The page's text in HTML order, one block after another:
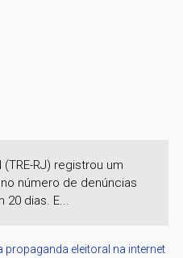
(TRE-RJ) registrou um
número de denúncias
20 dias. E...
propaganda eleitoral na internet